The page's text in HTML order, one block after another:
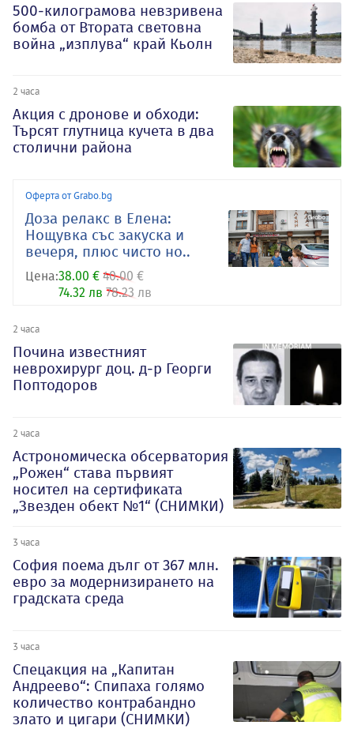
500-килограмова невзривена
бомба от Втората световна
война „изплува“ край Кьолн
2 часа
Акция с дронове и обходи:
Търсят глутница кучета в два
столични района
Оферта от Grabo.bg
Доза релакс в Елена:
Нощувка със закуска и
вечеря, плюс чисто но..
Цена:38.00 € 40.00 €
74.32 лв 78.23 лв
2 часа
Почина известният
неврохирург доц. д-р Георги
Поптодоров
2 часа
Астрономическа обсерватория
„Рожен“ става първият
носител на сертификата
„Звезден обект №1“ (СНИМКИ)
3 часа
София поема дълг от 367 млн.
евро за модернизирането на
градската среда
3 часа
Спецакция на „Капитан
Андреево“: Спипаха голямо
количество контрабандно
злато и цигари (СНИМКИ)